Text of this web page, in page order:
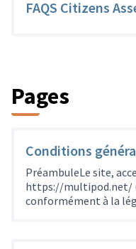
FAQS Citizens
Pages
Conditions
PréambuleLe site,
https://multipod.net/
conformément à la